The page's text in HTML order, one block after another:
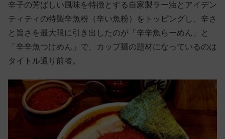
辛子の芳ばしい風味を特徴とする自家製ラー油とアイデン
ティティの特製辛魚粉（辛い魚粉）をトッピングし、辛さ
と旨さを最大限に引き出したのが「辛辛魚らーめん」と
「辛辛魚つけめん」で、カップ麺の題材になっているのは
タイトル通り前者。